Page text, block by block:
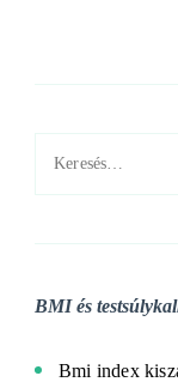
Keresés:
BMI és
Bmi index